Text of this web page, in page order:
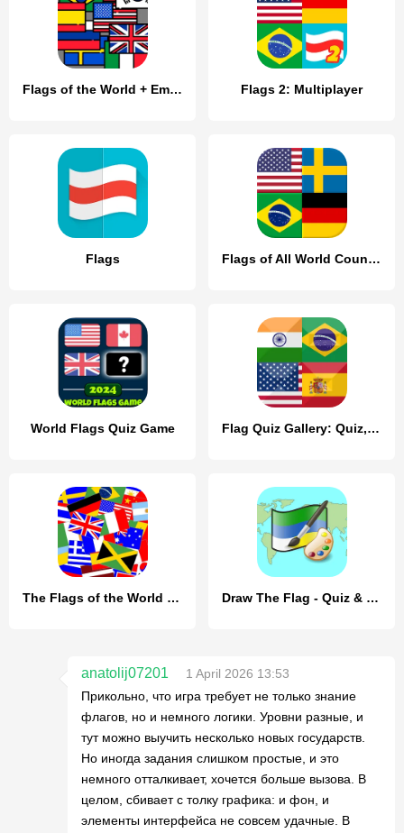
Flags of the World + Emblems: Flags 2: Multiplayer
Flags Flags of All World Countries
World Flags Quiz Game Flag Quiz Gallery: Quiz, Guess
The Flags of the World Quiz Draw The Flag - Quiz & Maker
anatolij07201
1 April 2026 13:53
Прикольно, что игра требует не только знание
флагов, но и немного логики. Уровни разные, и
тут можно выучить несколько новых государств.
Но иногда задания слишком простые, и это
немного отталкивает, хочется больше вызова. В
целом, сбивает с толку графика: и фон, и
элементы интерфейса не совсем удачные. В